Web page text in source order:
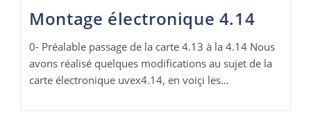
Montage électronique 4.14
0- Préalable passage de la carte 4.13 à la 4.14 Nous
avons réalisé quelques modifications au sujet de la
carte électronique uvex4.14, en voiçi les…